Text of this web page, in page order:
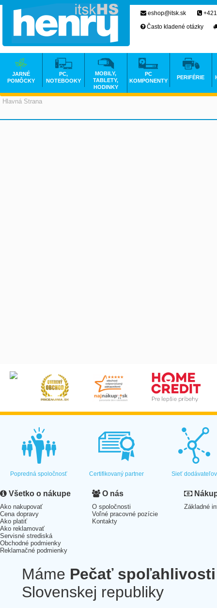
Hlavná Strana
eshop@itsk.sk
Často kladené otázky
JARNÉ
POMÔCKY
PC,
NOTEBOOKY
MOBILY,
TABLETY,
HODINKY
PC
KOMPONENTY
PERIFÉRIE
Popredná spoločnosť Certifikovaný partner Sieť dodávateľov
Všetko o nákupe
Ako nakupovať
Cena dopravy
Ako platiť
Ako reklamovať
Servisné strediská
Obchodné podmienky
Reklamačné podmienky
O nás
O spoločnosti
Voľné pracovné pozície
Kontakty
Základné
Máme Pečať spoľahlivosti
Slovenskej republiky